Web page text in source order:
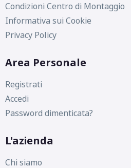
D
Condizioni Centro di Montaggio
Informativa sui Cookie
Privacy Policy
Area Personale
Registrati
Accedi
Password dimenticata?
L'azienda
Chi siamo